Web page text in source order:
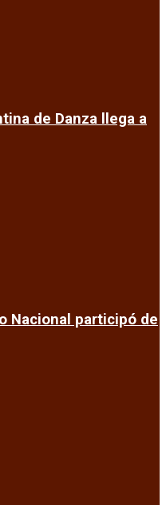
de Danza llega a
Nacional participó de